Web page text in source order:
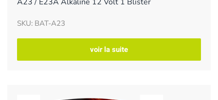
SKU: BAT-A23
voir la suite